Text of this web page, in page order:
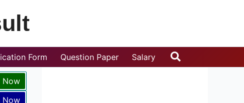
Form Question Paper Salary Search
Now
Now